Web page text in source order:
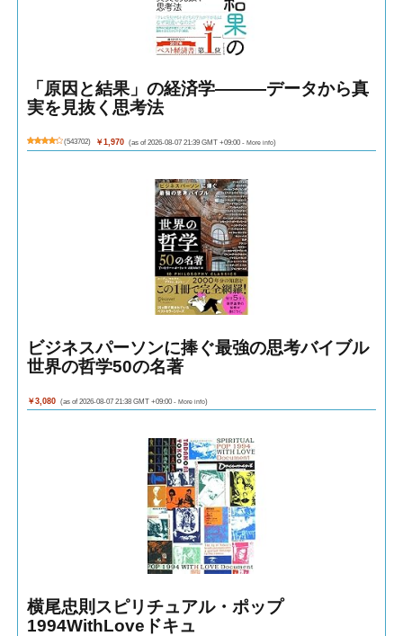
「原因と結果」の経済学―――データから真
実を見抜く思考法
(543702) ￥1,970 (as of 2026-08-07 21:39 GMT +09:00 - More info)
ビジネスパーソンに捧ぐ最強の思考バイブル
世界の哲学50の名著
￥3,080 (as of 2026-08-07 21:38 GMT +09:00 -More info)
横尾忠則スピリチュアル・ポップ
1994WithLoveドキュ